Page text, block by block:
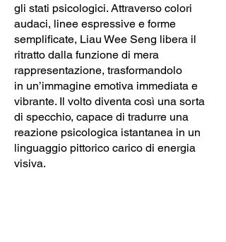
gli stati psicologici. Attraverso colori
audaci, linee espressive e forme
semplificate, Liau Wee Seng libera il
ritratto dalla funzione di mera
rappresentazione, trasformandolo
in un’immagine emotiva immediata e
vibrante. Il volto diventa così una sorta
di specchio, capace di tradurre una
reazione psicologica istantanea in un
linguaggio pittorico carico di energia
visiva.